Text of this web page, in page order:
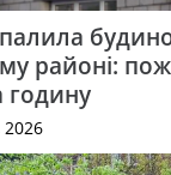
районі:
годину
2026